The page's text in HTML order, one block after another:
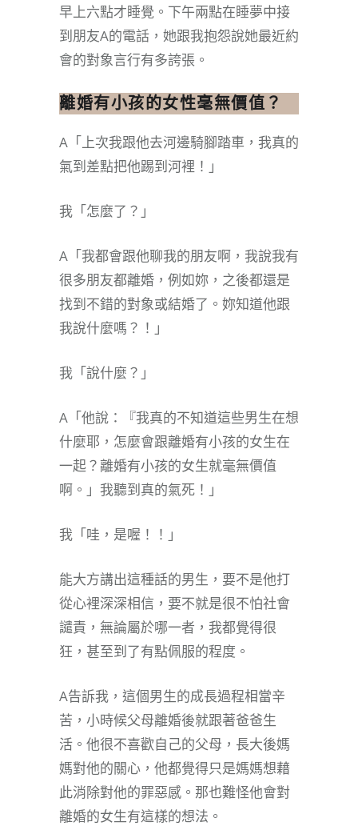
早上六點才睡覺。下午兩點在睡夢中接
到朋友A的電話，她跟我抱怨說她最近約
會的對象言行有多誇張。
離婚有小孩的女性毫無價值？
A「上次我跟他去河邊騎腳踏車，我真的
氣到差點把他踢到河裡！」
我「怎麼了？」
A「我都會跟他聊我的朋友啊，我說我有
很多朋友都離婚，例如妳，之後都還是
找到不錯的對象或結婚了。妳知道他跟
我說什麼嗎？！」
我「說什麼？」
A「他說：『我真的不知道這些男生在想
什麼耶，怎麼會跟離婚有小孩的女生在
一起？離婚有小孩的女生就毫無價值
啊。」我聽到真的氣死！」
我「哇，是喔！！」
能大方講出這種話的男生，要不是他打
從心裡深深相信，要不就是很不怕社會
譴責，無論屬於哪一者，我都覺得很
狂，甚至到了有點佩服的程度。
A告訴我，這個男生的成長過程相當辛
苦，小時候父母離婚後就跟著爸爸生
活。他很不喜歡自己的父母，長大後媽
媽對他的關心，他都覺得只是媽媽想藉
此消除對他的罪惡感。那也難怪他會對
離婚的女生有這樣的想法。